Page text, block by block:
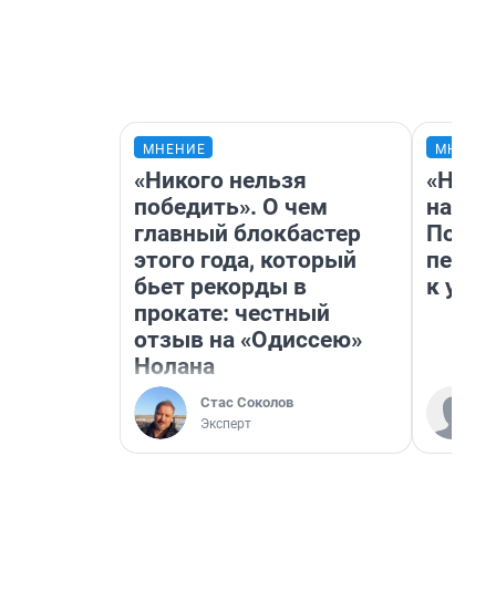
МНЕНИЕ
«Никого нельзя
победить». О чем
главный блокбастер
этого года, который
бьет рекорды в
прокате: честный
отзыв на «Одиссею»
Нолана
Стас Соколов
Эксперт
надо
к